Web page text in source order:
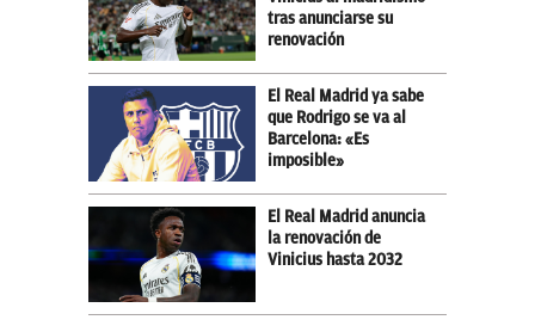
tras anunciarse su
renovación
El Real Madrid ya sabe
que Rodrigo se va al
Barcelona: «Es
imposible»
El Real Madrid anuncia
la renovación de
Vinicius hasta 2032